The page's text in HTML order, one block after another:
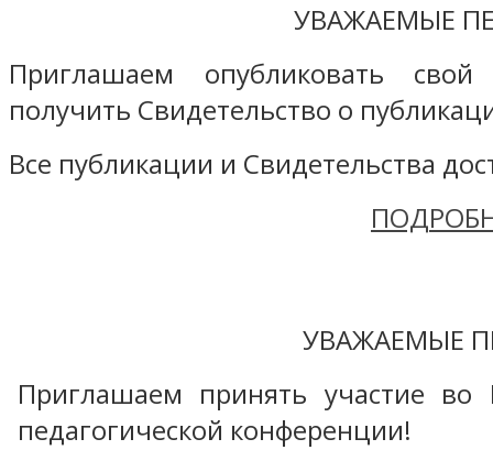
УВАЖАЕМЫЕ
Приглашаем опубликовать
получить Свидетельство о
Все публикации и Свидетельства
УВАЖАЕМЫЕ
Приглашаем принять участие во
педагогической конференции!